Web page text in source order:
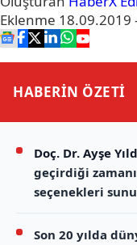
Eklenme 18.09.2019
HABERİN ÖZETİ
Doç. Dr. Ayşe
geçirdiği
seçenekleri
Son 20 yılda